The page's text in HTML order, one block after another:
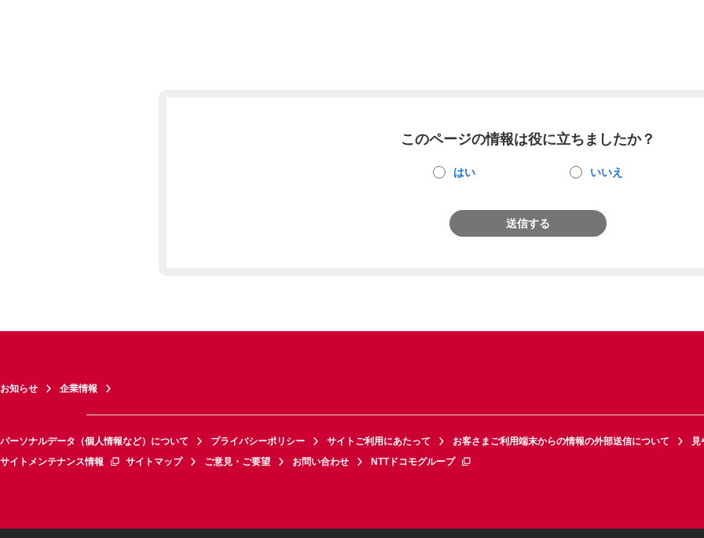
このページの情報は役に立ちましたか？
はい いいえ
送信する
お知らせ 企業情報
パーソナルデータ（個人情報など）について プライバシーポリシー サイトご利用にあたって お客さまご利用端末からの情報の外部送信について
見
サイトメンテナンス情報
サイトマップ ご意見・ご要望 お問い合わせ NTTドコモグループ